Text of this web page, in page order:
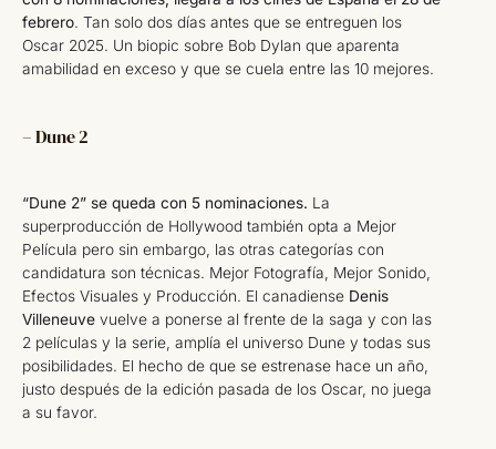
febrero. Tan solo dos días antes que se entreguen los
Oscar 2025. Un biopic sobre Bob Dylan que aparenta
amabilidad en exceso y que se cuela entre las 10 mejores.
– Dune 2
“Dune 2” se queda con 5 nominaciones. La
superproducción de Hollywood también opta a Mejor
Película pero sin embargo, las otras categorías con
candidatura son técnicas. Mejor Fotografía, Mejor Sonido,
Efectos Visuales y Producción. El canadiense Denis
Villeneuve vuelve a ponerse al frente de la saga y con las
2 películas y la serie, amplía el universo Dune y todas sus
posibilidades. El hecho de que se estrenase hace un año,
justo después de la edición pasada de los Oscar, no juega
a su favor.